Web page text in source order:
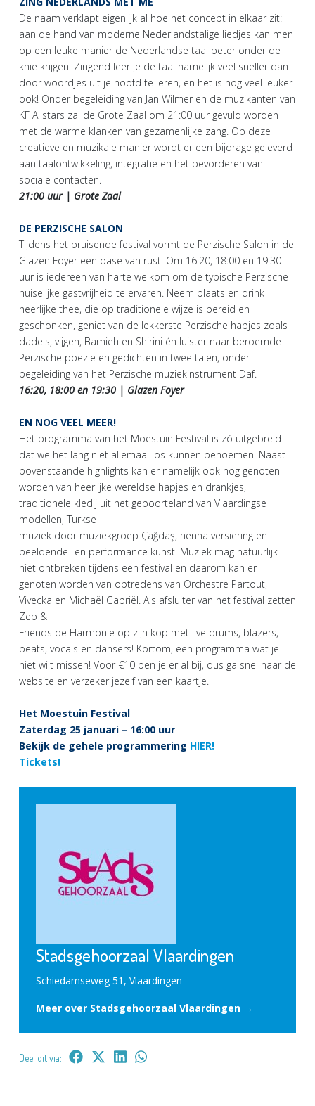
De naam verklapt eigenlijk al hoe het concept in elkaar zit:
aan de hand van moderne Nederlandstalige liedjes kan men
op een leuke manier de Nederlandse taal beter onder de
knie krijgen. Zingend leer je de taal namelijk veel sneller dan
door woordjes uit je hoofd te leren, en het is nog veel leuker
ook! Onder begeleiding van Jan Wilmer en de muzikanten van
KF Allstars zal de Grote Zaal om 21:00 uur gevuld worden
met de warme klanken van gezamenlijke zang. Op deze
creatieve en muzikale manier wordt er een bijdrage geleverd
aan taalontwikkeling, integratie en het bevorderen van
sociale contacten.
21:00 uur | Grote Zaal
DE PERZISCHE SALON
Tijdens het bruisende festival vormt de Perzische Salon in de
Glazen Foyer een oase van rust. Om 16:20, 18:00 en 19:30
uur is iedereen van harte welkom om de typische Perzische
huiselijke gastvrijheid te ervaren. Neem plaats en drink
heerlijke thee, die op traditionele wijze is bereid en
geschonken, geniet van de lekkerste Perzische hapjes zoals
dadels, vijgen, Bamieh en Shirini én luister naar beroemde
Perzische poëzie en gedichten in twee talen, onder
begeleiding van het Perzische muziekinstrument Daf.
16:20, 18:00 en 19:30 | Glazen Foyer
EN NOG VEEL MEER!
Het programma van het Moestuin Festival is zó uitgebreid
dat we het lang niet allemaal los kunnen benoemen. Naast
bovenstaande highlights kan er namelijk ook nog genoten
worden van heerlijke wereldse hapjes en drankjes,
traditionele kledij uit het geboorteland van Vlaardingse
modellen, Turkse
muziek door muziekgroep Çağdaş, henna versiering en
beeldende- en performance kunst. Muziek mag natuurlijk
niet ontbreken tijdens een festival en daarom kan er
genoten worden van optredens van Orchestre Partout,
Vivecka en Michaël Gabriël. Als afsluiter van het festival zetten
Zep &
Friends de Harmonie op zijn kop met live drums, blazers,
beats, vocals en dansers! Kortom, een programma wat je
niet wilt missen! Voor €10 ben je er al bij, dus ga snel naar de
website en verzeker jezelf van een kaartje.
Het Moestuin Festival
Zaterdag 25 januari – 16:00 uur
Bekijk de gehele programmering HIER!
Tickets!
Stadsgehoorzaal Vlaardingen
Schiedamseweg 51, Vlaardingen
Meer over Stadsgehoorzaal Vlaardingen →
Deel dit via: